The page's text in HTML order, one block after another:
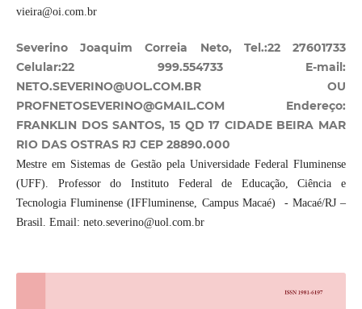
vieira@oi.com.br
Severino Joaquim Correia Neto, Tel.:22 27601733
Celular:22 999.554733 E-mail:
NETO.SEVERINO@UOL.COM.BR OU
PROFNETOSEVERINO@GMAIL.COM Endereço:
FRANKLIN DOS SANTOS, 15 QD 17 CIDADE BEIRA MAR
RIO DAS OSTRAS RJ CEP 28890.000
Mestre em Sistemas de Gestão pela Universidade Federal Fluminense
(UFF). Professor do Instituto Federal de Educação, Ciência e
Tecnologia Fluminense (IFFluminense, Campus Macaé) - Macaé/RJ –
Brasil. Email: neto.severino@uol.com.br